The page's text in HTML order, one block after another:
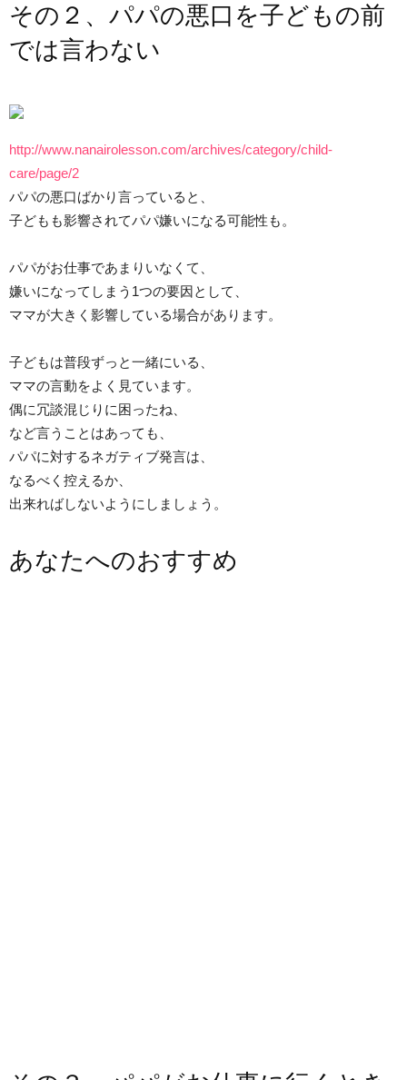
その２、パパの悪口を子どもの前
では言わない
http://www.nanairolesson.com/archives/category/child-
care/page/2
パパの悪口ばかり言っていると、
子どもも影響されてパパ嫌いになる可能性も。
パパがお仕事であまりいなくて、
嫌いになってしまう1つの要因として、
ママが大きく影響している場合があります。
子どもは普段ずっと一緒にいる、
ママの言動をよく見ています。
偶に冗談混じりに困ったね、
など言うことはあっても、
パパに対するネガティブ発言は、
なるべく控えるか、
出来ればしないようにしましょう。
あなたへのおすすめ